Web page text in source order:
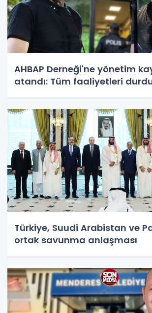
AHBAP Derneği'ne yönetim
atandı: Tüm faaliyetleri
Türkiye, Suudi Arabistan ve
ortak savunma anlaşması